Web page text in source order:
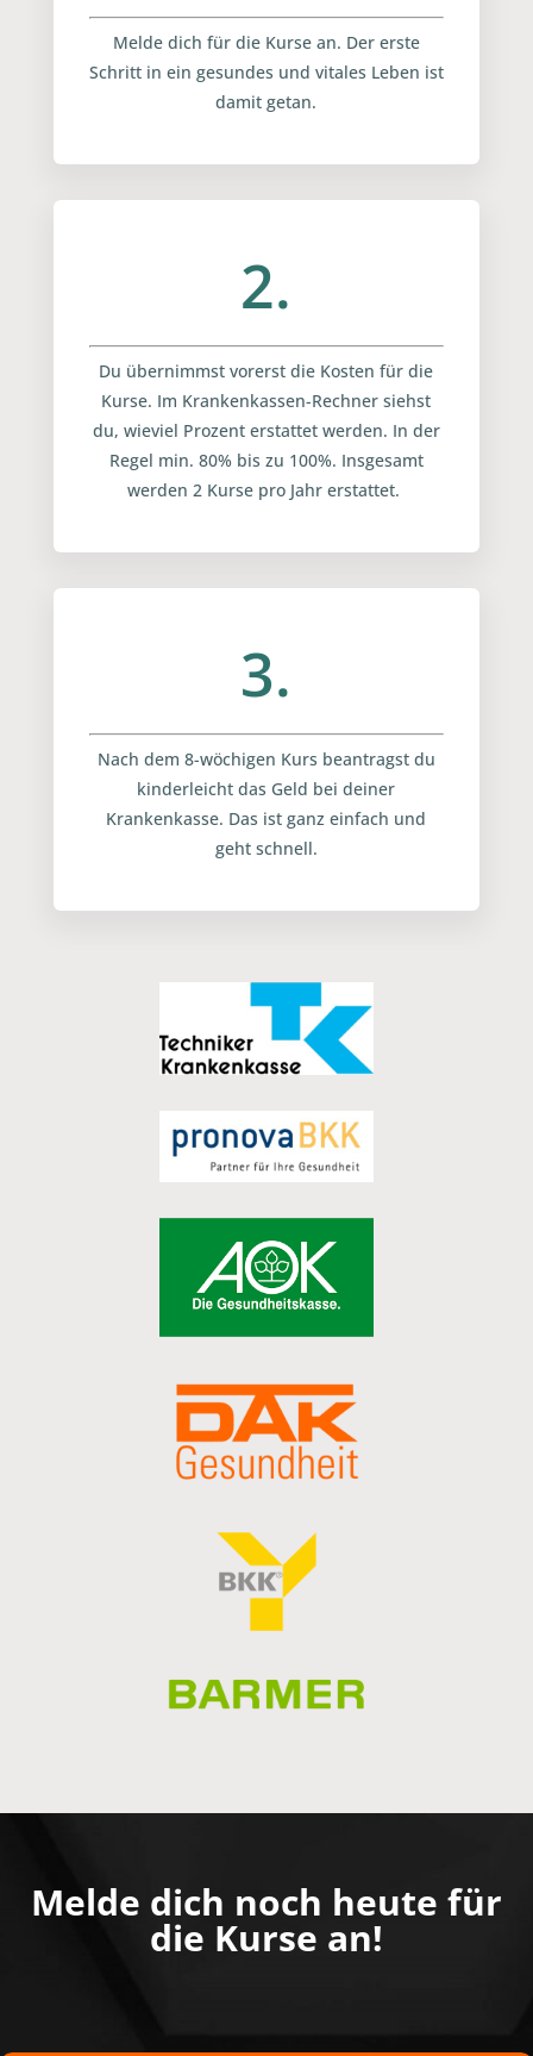
Melde dich für die Kurse an. Der erste
Schritt in ein gesundes und vitales Leben ist
damit getan.
2.
Du übernimmst vorerst die Kosten für die
Kurse. Im Krankenkassen-Rechner siehst
du, wieviel Prozent erstattet werden. In der
Regel min. 80% bis zu 100%. Insgesamt
werden 2 Kurse pro Jahr erstattet.
3.
Nach dem 8-wöchigen Kurs beantragst du
kinderleicht das Geld bei deiner
Krankenkasse. Das ist ganz einfach und
geht schnell.
Melde dich noch heute für
die Kurse an!